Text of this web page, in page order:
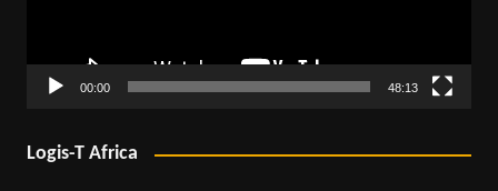
00:00 48:13
Logis-T Africa